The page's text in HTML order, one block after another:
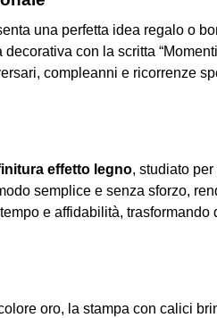
una perfetta idea regalo o
con la scritta
compleanni e ricorrenze
effetto legno, studiato
semplice e senza sforzo,
e affidabilità, trasformando
oro, la stampa con calici